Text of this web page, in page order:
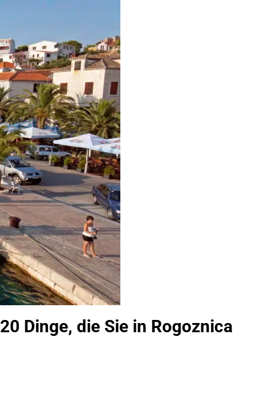
20 Dinge, die Sie in Rogoznica